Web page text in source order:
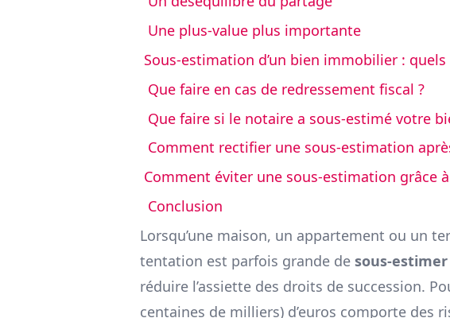
Une plus-value plus importante
Sous-estimation d’un bien immobilier :
Que faire en cas de redressement fiscal ?
Que faire si le notaire a sous-estimé votre
Comment rectifier une sous-estimation
Comment éviter une sous-estimation grâce
Conclusion
Lorsqu’une maison, un appartement ou un
tentation est parfois grande de sous-
réduire l’assiette des droits de succession.
centaines de milliers) d’euros comporte des